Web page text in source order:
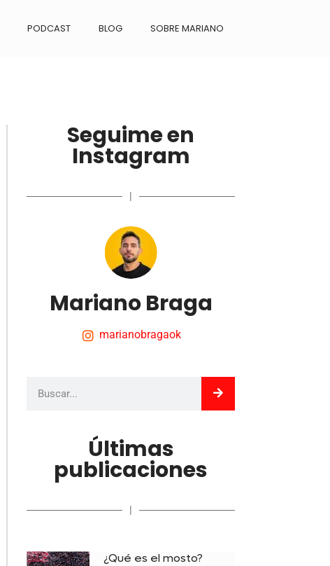
PODCAST BLOG SOBRE MARIANO
Seguime en
Instagram
|
Mariano Braga
marianobragaok
Últimas
publicaciones
|
¿Qué es el mosto?